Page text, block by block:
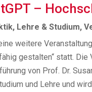
–
, Lehre & Studium,
weitere
gestalten“ statt. Die
von Prof. Dr.
und Lehre und